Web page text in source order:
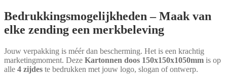
Bedrukkingsmogelijkheden – Maak van
elke zending een merkbeleving
Jouw verpakking is méér dan bescherming. Het is een krachtig
marketingmoment. Deze Kartonnen doos 150x150x1050mm is op
alle 4 zijdes te bedrukken met jouw logo, slogan of ontwerp.